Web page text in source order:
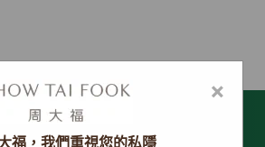
選單
×
福，我們重視您的私隱